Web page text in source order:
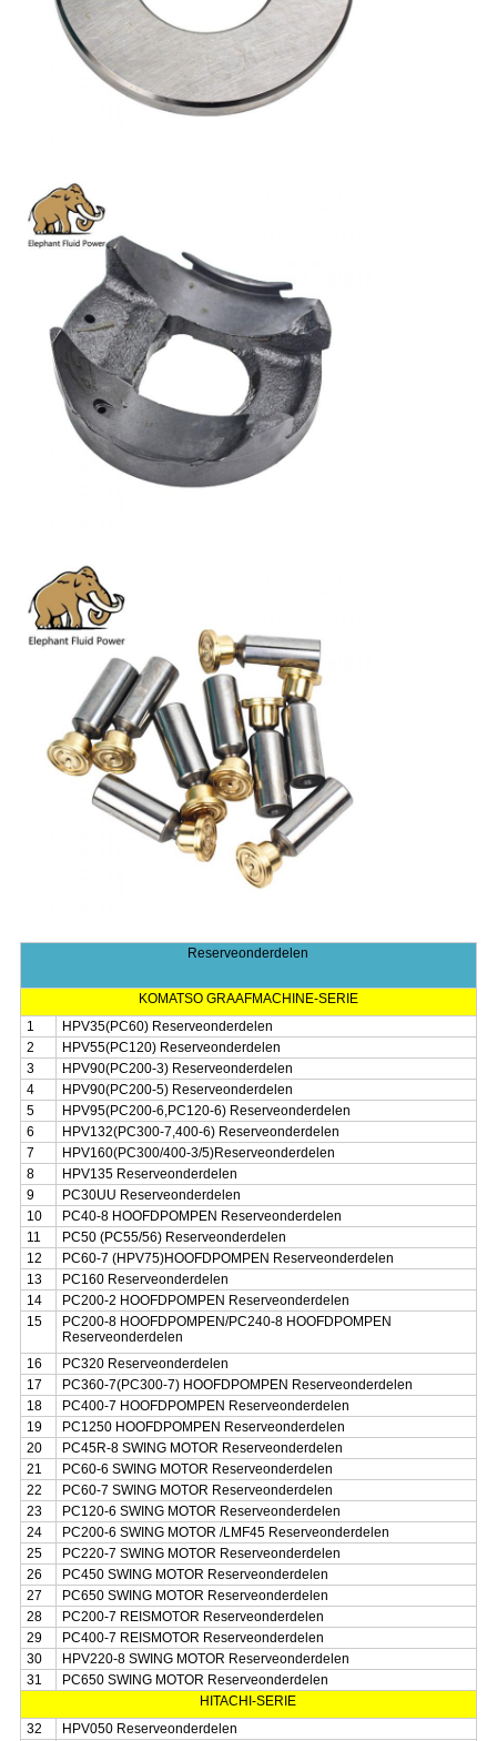
Reserveonderdelen
KOMATSO GRAAFMACHINE-SERIE
1
HPV35(PC60) Reserveonderdelen
2
HPV55(PC120) Reserveonderdelen
3
HPV90(PC200-3) Reserveonderdelen
4
HPV90(PC200-5) Reserveonderdelen
5
HPV95(PC200-6,PC120-6) Reserveonderdelen
6
HPV132(PC300-7,400-6) Reserveonderdelen
7
HPV160(PC300/400-3/5)Reserveonderdelen
8
HPV135 Reserveonderdelen
9
PC30UU Reserveonderdelen
10
PC40-8 HOOFDPOMPEN Reserveonderdelen
11
PC50 (PC55/56) Reserveonderdelen
12
PC60-7 (HPV75)HOOFDPOMPEN Reserveonderdelen
13
PC160 Reserveonderdelen
14
PC200-2 HOOFDPOMPEN Reserveonderdelen
15
PC200-8 HOOFDPOMPEN/PC240-8 HOOFDPOMPEN
Reserveonderdelen
16
PC320 Reserveonderdelen
17
PC360-7(PC300-7) HOOFDPOMPEN Reserveonderdelen
18
PC400-7 HOOFDPOMPEN Reserveonderdelen
19
PC1250 HOOFDPOMPEN Reserveonderdelen
20
PC45R-8 SWING MOTOR Reserveonderdelen
21
PC60-6 SWING MOTOR Reserveonderdelen
22
PC60-7 SWING MOTOR Reserveonderdelen
23
PC120-6 SWING MOTOR Reserveonderdelen
24
PC200-6 SWING MOTOR /LMF45 Reserveonderdelen
25
PC220-7 SWING MOTOR Reserveonderdelen
26
PC450 SWING MOTOR Reserveonderdelen
27
PC650 SWING MOTOR Reserveonderdelen
28
PC200-7 REISMOTOR Reserveonderdelen
29
PC400-7 REISMOTOR Reserveonderdelen
30
HPV220-8 SWING MOTOR Reserveonderdelen
31
PC650 SWING MOTOR Reserveonderdelen
HITACHI-SERIE
32
HPV050 Reserveonderdelen